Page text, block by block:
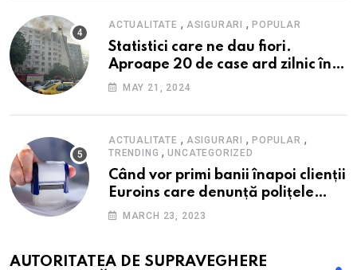
ACTUALITATE , ASIGURARI ,POPULAR
Statistici care ne dau fiori.
Aproape 20 de case ard zilnic în
România, iar pagubele au
nici 40 de lei pe lună
MAY 21, 2024
ACTUALITATE , ASIGURARI ,POPULAR ,
TRENDING ,UNCATEGORIZED
Când vor primi banii înapoi clienții
Euroins care denunță polițele
RCA? Toți pașii și toate termenele
MARCH 23, 2023
AUTORITATEA DE SUPRAVEGHERE